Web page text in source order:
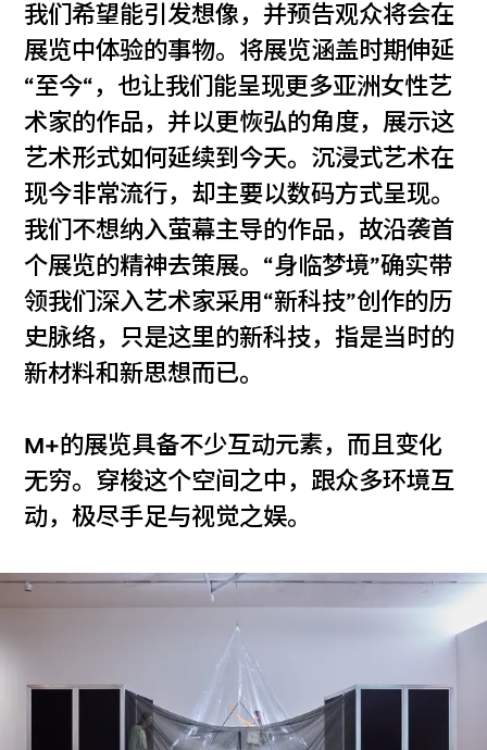
我们希望能引发想像，并预告观众将会在
展览中体验的事物。将展览涵盖时期伸延
“至今“，也让我们能呈现更多亚洲女性艺
术家的作品，并以更恢弘的角度，展示这
艺术形式如何延续到今天。沉浸式艺术在
现今非常流行，却主要以数码方式呈现。
我们不想纳入萤幕主导的作品，故沿袭首
个展览的精神去策展。“身临梦境”确实带
领我们深入艺术家采用“新科技”创作的历
史脉络，只是这里的新科技，指是当时的
新材料和新思想而已。
M+的展览具备不少互动元素，而且变化
无穷。穿梭这个空间之中，跟众多环境互
动，极尽手足与视觉之娱。